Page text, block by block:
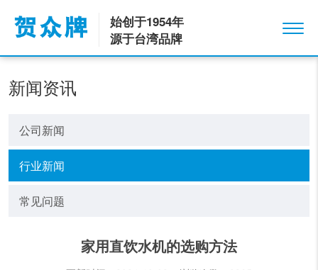
始创于1954年
源于台湾品牌
新闻资讯
公司新闻
行业新闻
常见问题
家用直饮水机的选购方法